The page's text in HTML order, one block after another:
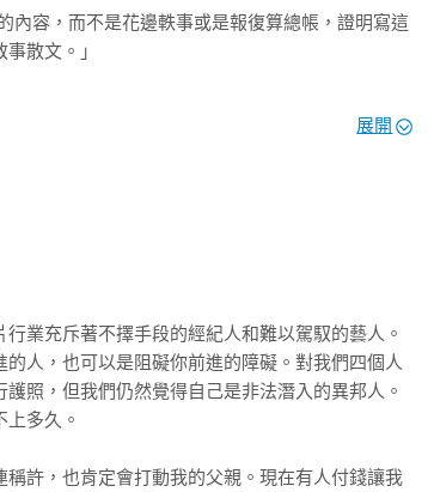
內容，而不是花邊軼事或是報復算總帳，證明寫這
散文。」
來。無論是在書頁上還是舞台上，波諾的力量從未
關係，還是描寫在愛爾蘭政治暴力下的成長背
他搖滾巨星人設所掩蓋的智慧……追溯到一切最
展開
業充斥著不擇手段的經紀人和難以駕馭的藝人。
人，也可以是阻礙你前進的障礙。對我們四個人
照，但我們仍然覺得自己是非法潛入的異邦人。
多久。
許，也肯定會打動我的父親。現在有人付錢讓我